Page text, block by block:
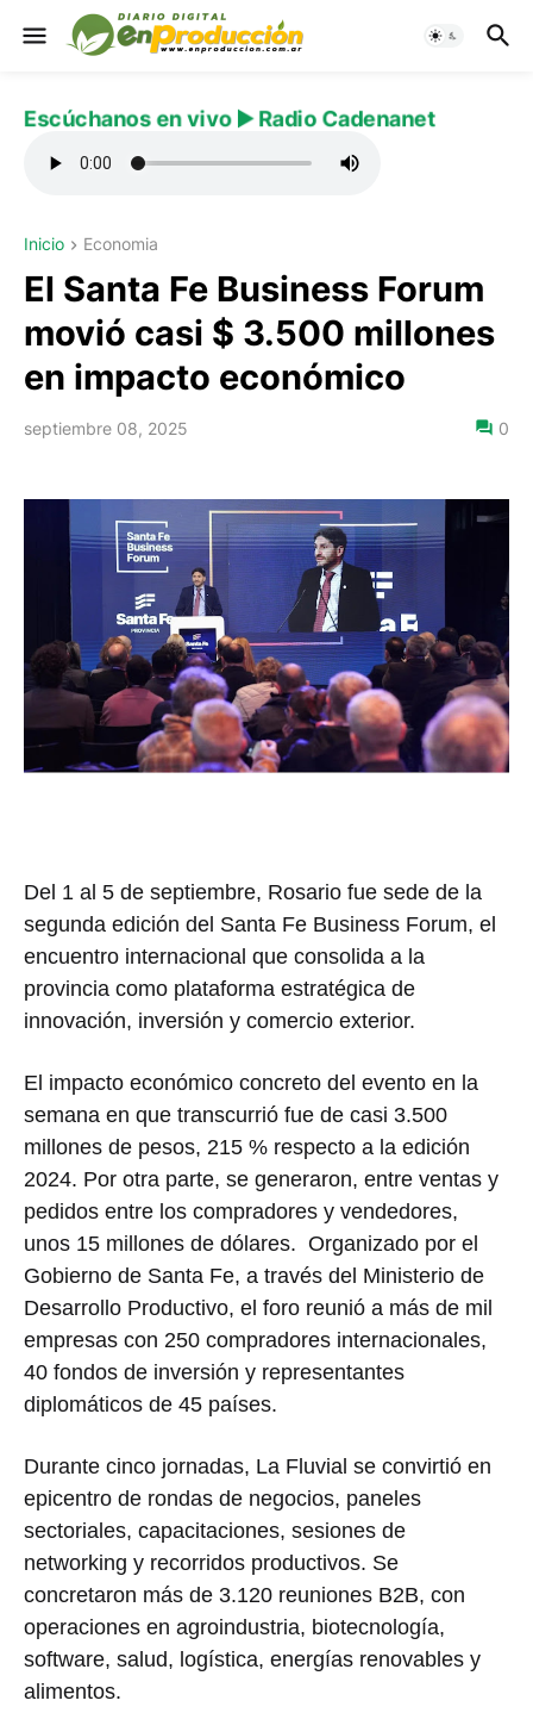
Escúchanos en vivo ▶️ Radio Cadenanet
Inicio Economia
El Santa Fe Business Forum
movió casi $ 3.500 millones
en impacto económico
septiembre 08, 2025 0
Del 1 al 5 de septiembre, Rosario fue sede de la
segunda edición del Santa Fe Business Forum, el
encuentro internacional que consolida a la
provincia como plataforma estratégica de
innovación, inversión y comercio exterior.
El impacto económico concreto del evento en la
semana en que transcurrió fue de casi 3.500
millones de pesos, 215 % respecto a la edición
2024. Por otra parte, se generaron, entre ventas y
pedidos entre los compradores y vendedores,
unos 15 millones de dólares. Organizado por el
Gobierno de Santa Fe, a través del Ministerio de
Desarrollo Productivo, el foro reunió a más de mil
empresas con 250 compradores internacionales,
40 fondos de inversión y representantes
diplomáticos de 45 países.
Durante cinco jornadas, La Fluvial se convirtió en
epicentro de rondas de negocios, paneles
sectoriales, capacitaciones, sesiones de
networking y recorridos productivos. Se
concretaron más de 3.120 reuniones B2B, con
operaciones en agroindustria, biotecnología,
software, salud, logística, energías renovables y
alimentos.